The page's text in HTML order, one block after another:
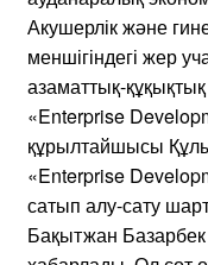
Акушерлік және
меншігіндегі жер
азаматтық-
«Enterprise
құрылтайшысы
«Enterprise
сатып алу-сату
Бақытжан